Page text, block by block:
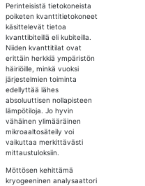
Perinteisistä tietokoneista
poiketen kvanttitietokoneet
käsittelevät tietoa
kvanttibiteillä eli kubiteilla.
Niiden kvanttitilat ovat
erittäin herkkiä ympäristön
häiriöille, minkä vuoksi
järjestelmien toiminta
edellyttää lähes
absoluuttisen nollapisteen
lämpötiloja. Jo hyvin
vähäinen ylimääräinen
mikroaaltosäteily voi
vaikuttaa merkittävästi
mittaustuloksiin.
Möttösen kehittämä
kryogeeninen analysaattori